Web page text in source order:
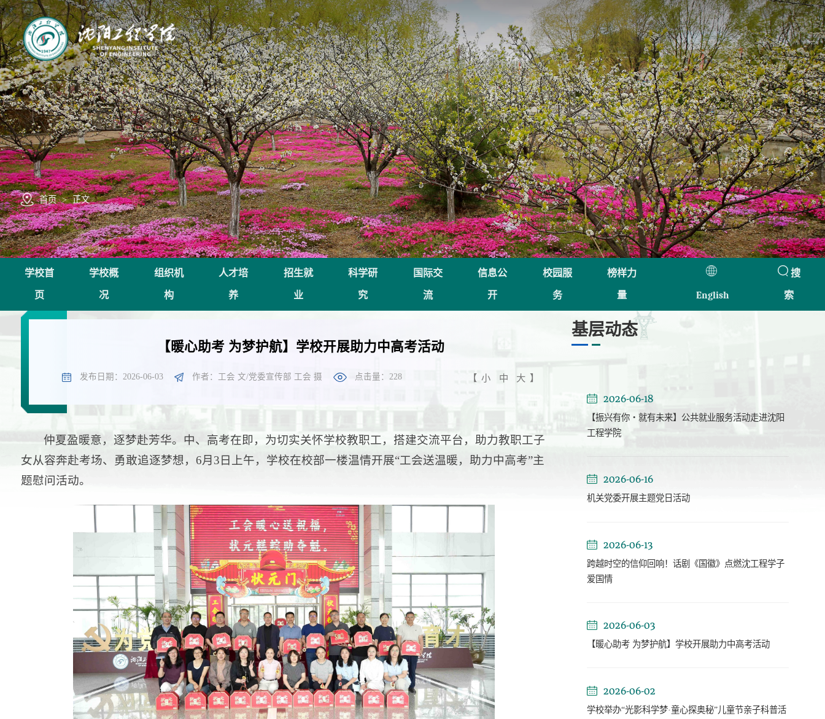
首页 > 正文
学校首
页
学校概
况
组织机
构
人才培
养
招生就
业
科学研
究
国际交
流
信息公
开
校园服
务
榜样力
量
English
搜
索
【暖心助考 为梦护航】学校开展助力中高考活动
发布日期：2026-06-03 作者：工会 文/党委宣传部 工会 摄 点击量：228 【 小 中 大 】
仲夏盈暖意，逐梦赴芳华。中、高考在即，为切实关怀学校教职工，搭建交流平台，助力教职工子
女从容奔赴考场、勇敢追逐梦想，6月3日上午，学校在校部一楼温情开展“工会送温暖，助力中高考”主
题慰问活动。
基层动态
2026-06-18
【振兴有你・就有未来】公共就业服务活动走进沈阳
工程学院
2026-06-16
机关党委开展主题党日活动
2026-06-13
跨越时空的信仰回响！话剧《国徽》点燃沈工程学子
爱国情
2026-06-03
【暖心助考 为梦护航】学校开展助力中高考活动
2026-06-02
学校举办“光影科学梦·童心探奥秘”儿童节亲子科普活